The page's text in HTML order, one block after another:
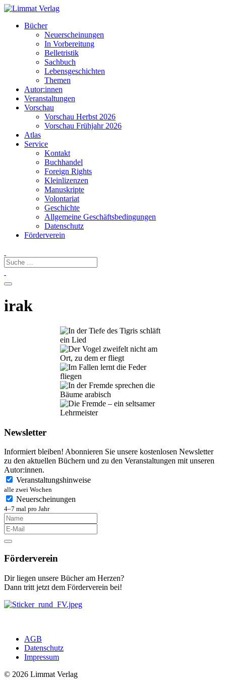
Bücher
Neuerscheinungen
In Vorbereitung
Belletristik
Sachbuch
Lebensgeschichten
Themen
Autor:innen
Veranstaltungen
Vorschau
Vorschau Herbst 2026
Vorschau Frühjahr 2026
Atlas
Service
Kontakt
Buchhandel
Foreign Rights
Kleinlizenzen
Manuskripte
Volontariat
Geschichte
Allgemeine Geschäftsbedingungen
Datenschutz
Förderverein
irak
Newsletter
Informiert bleiben! Abonnieren Sie unsere kostenlosen Newsletter
zu den aktuellen Büchern und zu den Veranstaltungen mit unseren
Autor:innen.
Veranstaltungshinweise
alle zwei Wochen
Neuerscheinungen
4–7 mal pro Jahr
Förderverein
Dir liegen unsere Bücher am Herzen?
Dann tritt jetzt dem Förderverein bei!
AGB
Datenschutz
Impressum
© 2026 Limmat Verlag